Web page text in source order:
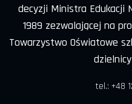
decyzji Ministra Edukacji
1989 zezwalającej na
Towarzystwo Oświatowe
tel.: +48